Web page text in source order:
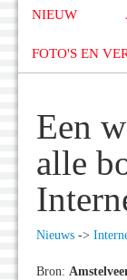
NIEUW
FOTO'S EN
Een
alle
Nieuws ->
Bron: